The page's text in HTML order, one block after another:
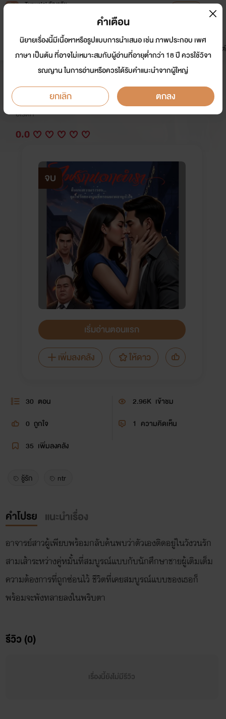
Tunwalai ธัญวลัย
หน้าแรก นิยาย อีบุ๊ก การ์ตูน
มาใหม่
ดรีมแชท ธัญลิสต์
ไฟรักนอกตำรา
นักเขียน: ชะนีไทย
อีโรติก
0.0
จบ
เริ่มอ่านตอนแรก
เพิ่มลงคลัง
ให้ดาว
30 ตอน 2.96K เข้าชม
0 ถูกใจ 1 ความคิดเห็น
35 เพิ่มลงคลัง
ชู้รัก ntr
คำโปรย แนะนำเรื่อง
อาจารย์สาวผู้เพียบพร้อมกลับค้นพบว่าตัวเองติดอยู่ในวังวนรัก
สามเส้าระหว่างคู่หมั้นที่สมบูรณ์แบบกับนักศึกษาชายผู้เติมเต็ม
ความต้องการที่ถูกซ่อนไว้ ชีวิตที่เคยสมบูรณ์แบบของเธอก็
พร้อมจะพังทลายลงในพริบตา
รีวิว (0)
เรื่องนี้ยังไม่มีรีวิว
คำเตือน
นิยายเรื่องนี้มีเนื้อหาหรือรูปแบบการนำเสนอ เช่น ภาพประกอบ เพศ
ภาษา เป็นต้น ที่อาจไม่เหมาะสมกับผู้อ่านที่อายุต่ำกว่า 18 ปี ควรใช้วิจา
รณญาน ในการอ่านหรือควรได้รับคำแนะนำจากผู้ใหญ่
ยกเลิก ตกลง